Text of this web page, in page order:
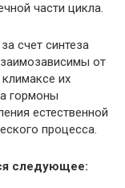
части цикла.
счет синтеза
от
их
гормоны
естественной
процесса.
следующее: